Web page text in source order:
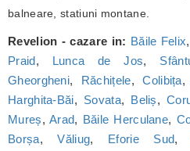
balneare, statiuni montane.
Revelion - cazare in: Băile Felix,
Praid, Lunca de Jos,
Gheorgheni, Răchițele,Colibița,
Harghita-Băi, Sovata, Beliș,
Mureș, Arad, Băile Herculane,
Borșa,Văliug, Eforie Sud